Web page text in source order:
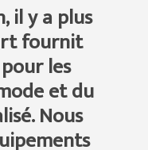
il y a plus
fournit
les
et du
Nous